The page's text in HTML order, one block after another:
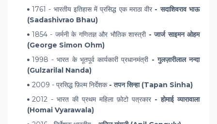
1761 - भारतीय इतिहास में प्रसिद्ध एक मराठा वीर- सदाशिवराव भाऊ
(Sadashivrao Bhau)
1854 - जर्मनी के गणितज्ञ और भौतिक शास्त्री - जार्ज साइमन ओहम
(George Simon Ohm)
1998 - भारत के भूतपूर्व कार्यकारी प्रधानमंत्री - गुलज़ारीलाल नन्दा
(Gulzarilal Nanda)
2009 - प्रसिद्ध फ़िल्म निर्देशक- तपन सिन्हा (Tapan Sinha)
2012 - भारत की प्रथम महिला फ़ोटो पत्रकार- होमाई व्यारावाला
(Homai Vyarawala)